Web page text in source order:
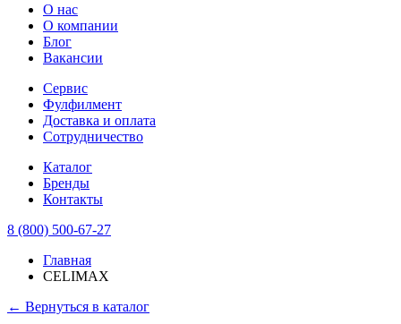
О нас
О компании
Блог
Вакансии
Сервис
Фулфилмент
Доставка и оплата
Сотрудничество
Каталог
Бренды
Контакты
8 (800) 500-67-27
Главная
CELIMAX
← Вернуться в каталог